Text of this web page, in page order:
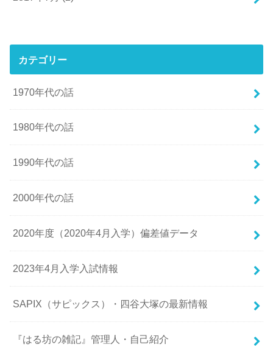
カテゴリー
1970年代の話
1980年代の話
1990年代の話
2000年代の話
2020年度（2020年4月入学）偏差値データ
2023年4月入学入試情報
SAPIX（サピックス）・四谷大塚の最新情報
『はる坊の雑記』管理人・自己紹介